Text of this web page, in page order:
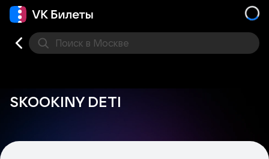
Поиск в Москве
SKOOKINY DETI